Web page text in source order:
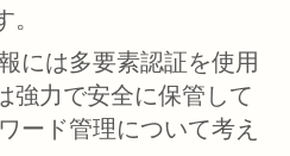
には多要素認証を使用
強力で安全に保管して
ード管理について考え